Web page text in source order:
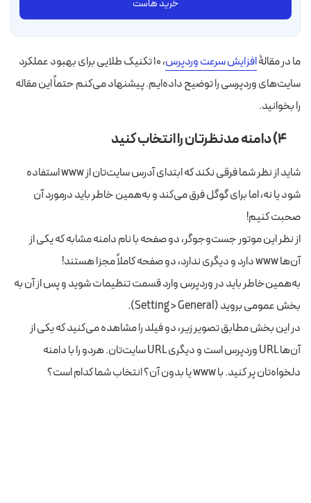
خرید هاست
ما در مقالۀافزایش سرعت وردپرس
، ۱۰ تکنیک طلایی برای بهبود عملکرد
سایت‌های وردپرسی را توضیح داده‌ایم. پیشنهاد می‌کنم حتماً این مقاله
را بخوانید.
۴) دامنه مدنظرتان را انتخاب کنید
شاید از نظر شما فرقی نکند که ابتدای آدرس سایت‌تان از www استفاده
شود یا نه، اما برای گوگل فرق می‌کند و به‌همین خاطر باید درمورد آن
صحبت کنیم!
از نظر این موتور جست‌و‌جوگر، دو صفحه با نام دامنه مشابه که یکی از
آن‌ها www دارد و دیگری ندارد، دو صفحه کاملاً مجزا هستند!
به‌همین‌خاطر باید در وردپرس وارد قسمت تنظیمات شوید و پس از آن به
بخش عمومی بروید (Setting > General).
در این بخش مطابق تصویر زیر، دو فیلد را مشاهده می‌کنید که یکی از
آن‌ها URL وردپرس است و دیگری URL سایت‌تان. هردو را با دامنه
دلخواه‌تان پر کنید. با www یا بدون آن؟ انتخاب شما کدام است؟